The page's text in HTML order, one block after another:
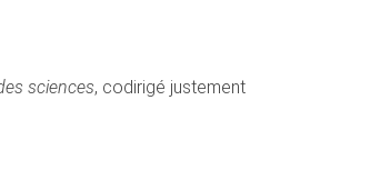
sciences, codirigé justement